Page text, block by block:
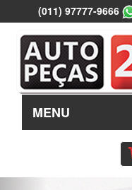
(011) 97777-9666
MENU